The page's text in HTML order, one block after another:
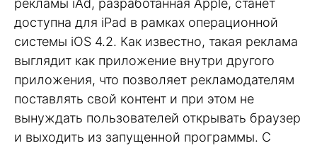
рекламы iAd, разработанная Apple, станет
доступна для iPad в рамках операционной
системы iOS 4.2. Как известно, такая реклама
выглядит как приложение внутри другого
приложения, что позволяет рекламодателям
поставлять свой контент и при этом не
вынуждать пользователей открывать браузер
и выходить из запущенной программы. С